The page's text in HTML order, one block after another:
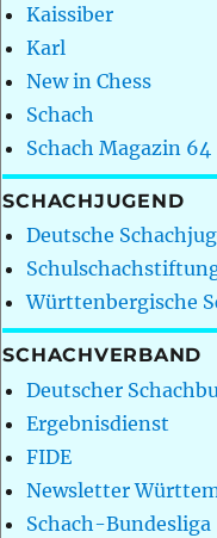
Kaissiber
Karl
New in Chess
Schach
Schach Magazin 64
SCHACHJUGEND
Deutsche
Württenbergische
SCHACHVERBAND
Deutscher
Ergebnisdienst
FIDE
Newsletter
Schach-Bundesliga